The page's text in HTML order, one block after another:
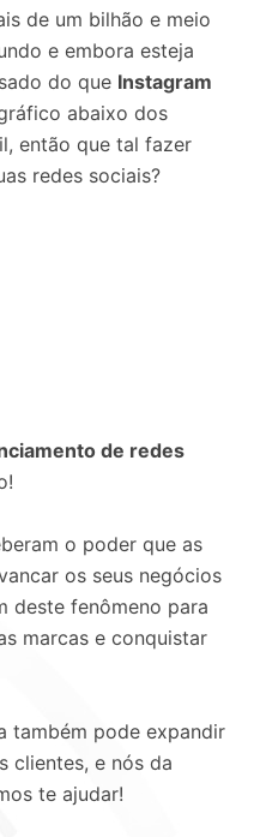
de um bilhão e meio
e embora esteja
do que Instagram
abaixo dos
então que tal fazer
redes sociais?
de redes
o poder que as
os seus negócios
deste fenômeno para
marcas e conquistar
também pode expandir
clientes, e nós da
te ajudar!